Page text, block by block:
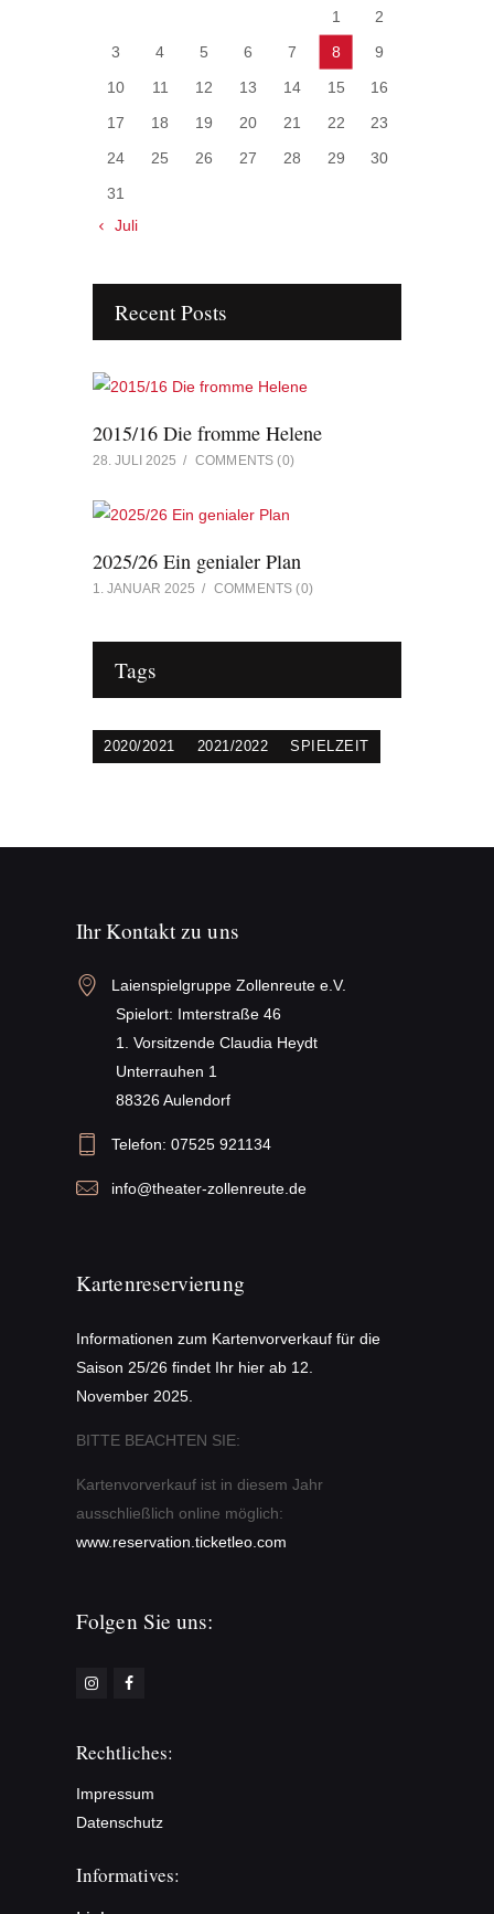
1
2
3
4 5 6 7 8
9
10
11 12 13 14 15
16
17
18 19 20 21 22
23
24
25 26 27 28 29
30
31
« Juli
Recent Posts
2015/16 Die fromme Helene
28. JULI 2025 COMMENTS (0)
2025/26 Ein genialer Plan
1. JANUAR 2025 COMMENTS (0)
Tags
2020/2021 2021/2022 SPIELZEIT
Ihr Kontakt zu uns
Laienspielgruppe Zollenreute e.V.
Spielort: Imterstraße 46
1. Vorsitzende Claudia Heydt
Unterrauhen 1
88326 Aulendorf
Telefon: 07525 921134
info@theater-zollenreute.de
Kartenreservierung
Informationen zum Kartenvorverkauf für die
Saison 25/26 findet Ihr hier ab 12.
November 2025.
BITTE BEACHTEN SIE:
Kartenvorverkauf ist in diesem Jahr
ausschließlich online möglich:
www.reservation.ticketleo.com
Folgen Sie uns:
Rechtliches:
Impressum
Datenschutz
Informatives: